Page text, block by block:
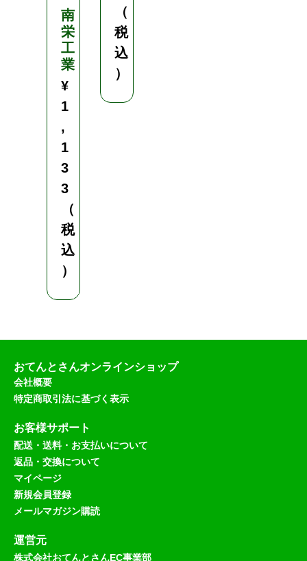
南
栄
工
業
¥
1
,
1
3
3
（
税
込
）
（
税
込
）
おてんとさんオンラインショップ
会社概要
特定商取引法に基づく表示
お客様サポート
配送・送料・お支払いについて
返品・交換について
マイページ
新規会員登録
メールマガジン購読
運営元
株式会社おてんとさんEC事業部